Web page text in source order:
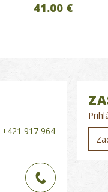
41.00 €
+421 917 964